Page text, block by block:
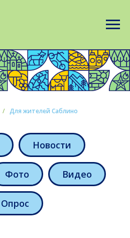
/ Для жителей Саблино
Новости
Фото Видео
Опрос